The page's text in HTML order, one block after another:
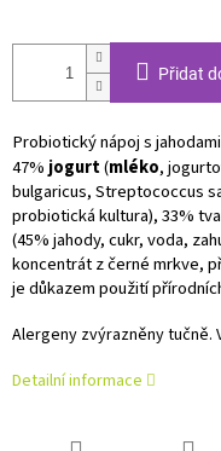
Přidat
Probiotický nápoj s
47%jogurt(mléko,
bulgaricus, Streptococcus
probiotická kultura), 33%
(45% jahody, cukr, voda,
koncentrát z černé mrkve,
je důkazem použití
Alergeny zvýrazněny tučně.
Detailní informace